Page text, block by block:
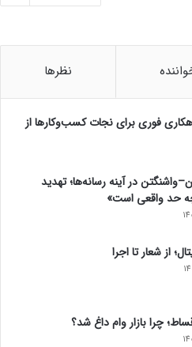
نظرها
فوری برای نجات کسب‌وکارها از
در آینه رسانه‌ها؛ تهدید
حد واقعی است»
از شعار تا اجرا
چرا بازار وام داغ شد؟